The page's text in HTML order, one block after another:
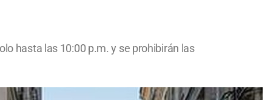
hasta las 10:00 p.m. y se prohibirán las